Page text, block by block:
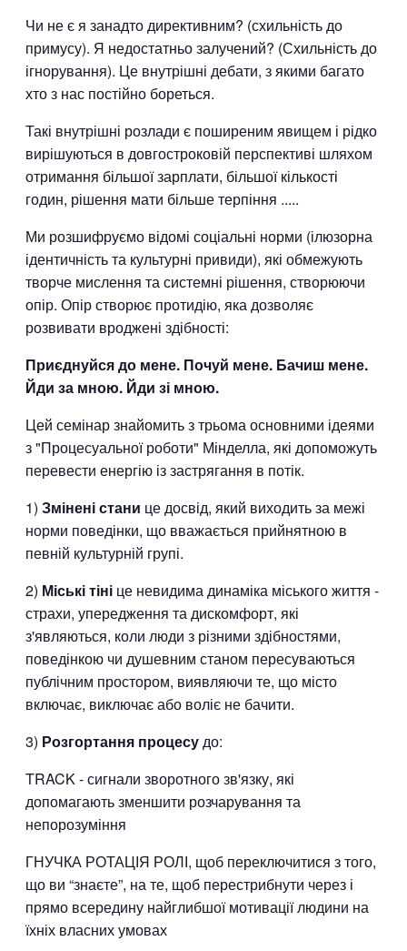
Чи не є я занадто директивним? (схильність до
примусу). Я недостатньо залучений? (Схильність до
ігнорування). Це внутрішні дебати, з якими багато
хто з нас постійно бореться.
Такі внутрішні розлади є поширеним явищем і рідко
вирішуються в довгостроковій перспективі шляхом
отримання більшої зарплати, більшої кількості
годин, рішення мати більше терпіння .....
Ми розшифруємо відомі соціальні норми (ілюзорна
ідентичність та культурні привиди), які обмежують
творче мислення та системні рішення, створюючи
опір. Опір створює протидію, яка дозволяє
розвивати вроджені здібності:
Приєднуйся до мене. Почуй мене. Бачиш мене.
Йди за мною. Йди зі мною.
Цей семінар знайомить з трьома основними ідеями
з "Процесуальної роботи" Мінделла, які допоможуть
перевести енергію із застрягання в потік.
1) Змінені стани це досвід, який виходить за межі
норми поведінки, що вважається прийнятною в
певній культурній групі.
2) Міські тіні це невидима динаміка міського життя -
страхи, упередження та дискомфорт, які
з'являються, коли люди з різними здібностями,
поведінкою чи душевним станом пересуваються
публічним простором, виявляючи те, що місто
включає, виключає або воліє не бачити.
3) Розгортання процесудо:
TRACK - сигнали зворотного зв'язку, які
допомагають зменшити розчарування та
непорозуміння
ГНУЧКА РОТАЦІЯ РОЛІ, щоб переключитися з того,
що ви “знаєте”, на те, щоб перестрибнути через і
прямо всередину найглибшої мотивації людини на
їхніх власних умовах